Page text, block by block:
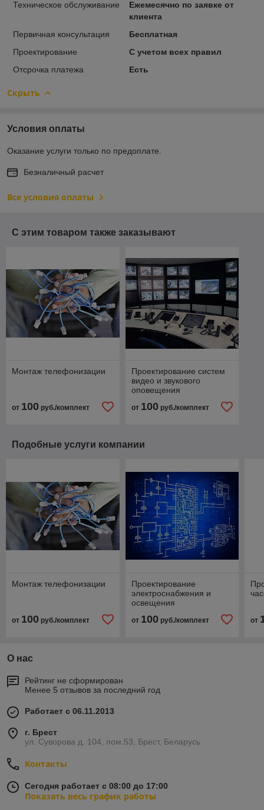
Техническое обслуживание
Ежемесячно по заявке от
клиента
Первичная консультация
Бесплатная
Проектирование
С учетом всех правил
Отсрочка платежа
Есть
Скрыть
Условия оплаты
Оказание услуги только по предоплате.
Безналичный расчет
Все условия оплаты
С этим товаром также заказывают
Монтаж телефонизации
от 100 руб./комплект
Проектирование систем
видео и звукового
оповещения
от 100руб./комплект
Подобные услуги компании
Монтаж телефонизации
от 100 руб./комплект
Проектирование
электроснабжения и
освещения
от 100руб./комплект от
О нас
Рейтинг не сформирован
Менее 5 отзывов за последний год
Работает с 06.11.2013
г. Брест
ул. Суворова д. 104, пом.53, Брест, Беларусь
Контакты
Сегодня работает с 08:00 до 17:00
Показать весь график работы